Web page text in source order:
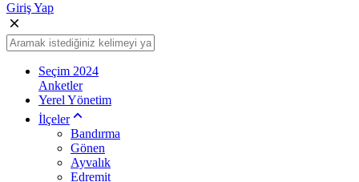
Giriş Yap
Seçim 2024
Anketler
Yerel Yönetim
İlçeler
Bandırma
Gönen
Ayvalık
Edremit